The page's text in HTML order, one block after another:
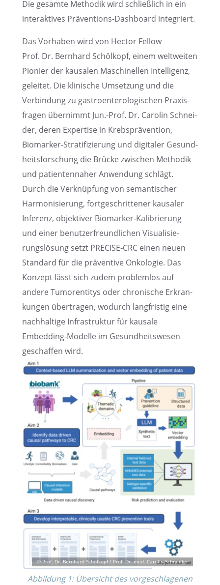
Die gesamte Metho­dik wird schließ­lich in ein
inter­ak­ti­ves Präventions‑Dashboard integriert.
Das Vorha­ben wird von Hector Fellow
Prof. Dr. Bernhard Schöl­kopf, einem weltwei­ten
Pionier der kausa­len Maschi­nel­len Intel­li­genz,
gelei­tet. Die klini­sche Umset­zung und die
Verbin­dung zu gastro­en­te­ro­lo­gi­schen Praxis­
fra­gen übernimmt Jun.-Prof. Dr. Carolin Schnei­
der, deren Exper­tise in Krebs­prä­ven­tion,
Biomarker‑Stratifizierung und digita­ler Gesund­
heits­for­schung die Brücke zwischen Metho­dik
und patien­ten­na­her Anwen­dung schlägt.
Durch die Verknüp­fung von seman­ti­scher
Harmo­ni­sie­rung, fortge­schrit­te­ner kausa­ler
Inferenz, objek­ti­ver Biomarker‑Kalibrierung
und einer benut­zer­freund­li­chen Visua­li­sie­
rungs­lö­sung setzt PRECISE‑CRC einen neuen
Standard für die präven­tive Onkolo­gie. Das
Konzept lässt sich zudem problem­los auf
andere Tumoren­ti­tys oder chroni­sche Erkran­
kun­gen übertra­gen, wodurch langfris­tig eine
nachhal­tige Infra­struk­tur für kausale
Embedding‑Modelle im Gesund­heits­we­sen
geschaf­fen wird.
Abbil­dung 1: Übersicht des vorge­schla­ge­nen